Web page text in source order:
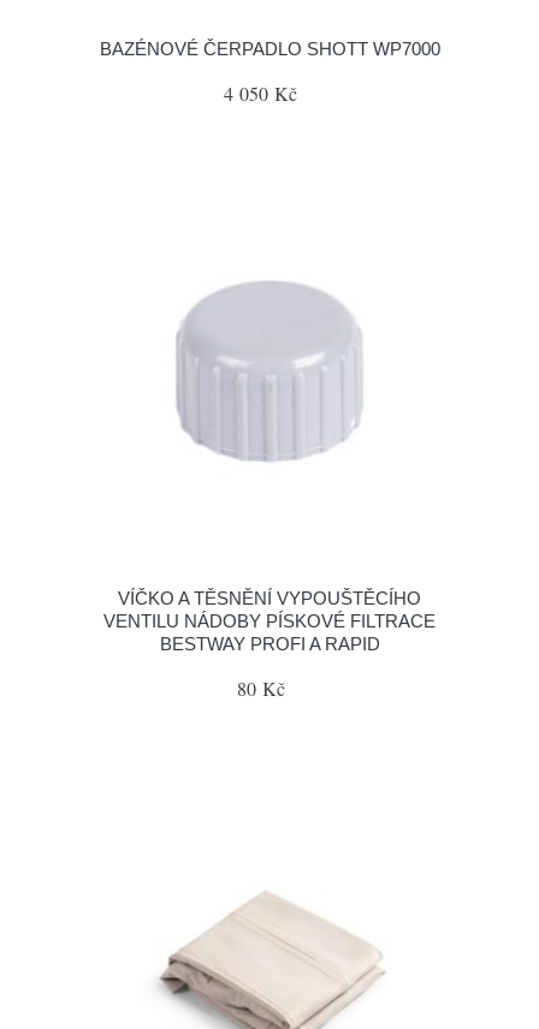
BAZÉNOVÉ ČERPADLO SHOTT WP7000
4 050 Kč
VÍČKO A TĚSNĚNÍ VYPOUŠTĚCÍHO
VENTILU NÁDOBY PÍSKOVÉ FILTRACE
BESTWAY PROFI A RAPID
80 Kč